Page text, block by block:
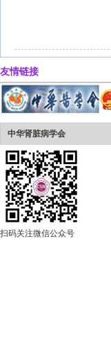
友情链接
中华肾脏病学会
扫码关注微信公众号